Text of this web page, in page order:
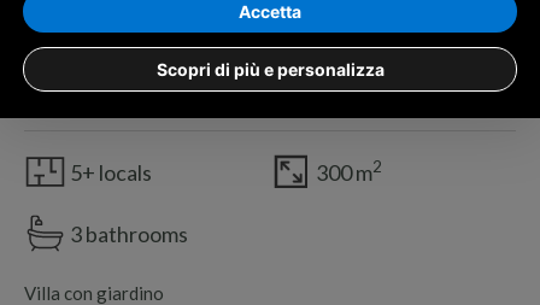
Villa sp ex ss88, Altavilla Irpina, Italia,
Altavilla Irpina
5+ locals 300 m2
3 bathrooms
Villa con giardino
Scopri di più e personalizza
Accetta